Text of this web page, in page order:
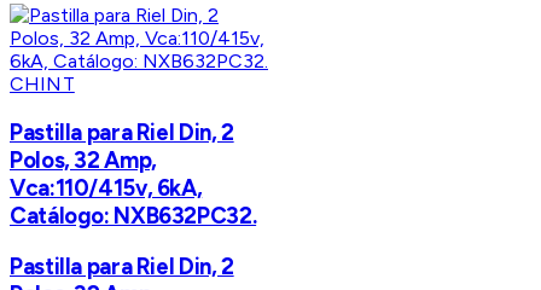
CHINT
Pastilla para Riel Din, 2
Polos, 32 Amp,
Vca:110/415v, 6kA,
Catálogo: NXB632PC32.
Pastilla para Riel Din, 2